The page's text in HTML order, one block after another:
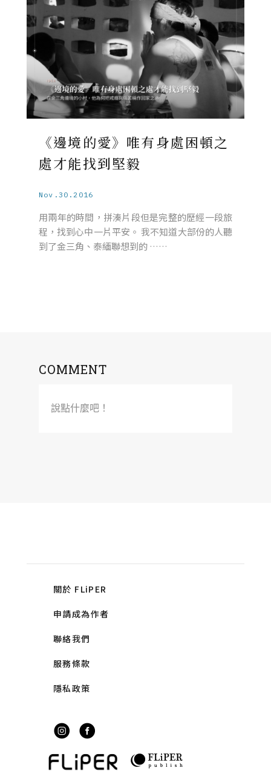
《邊境的愛》唯有身處困頓之
處才能找到堅毅
Nov.30.2016
用兩年的時間，拼湊片段但是完整的歷經一段旅
程，找到心中一片平安。 我不知道大部份的人聽
到了金三角、泰緬聯想到的 ……
COMMENT
說點什麼吧！
關於 FLiPER
申請成為作者
聯絡我們
服務條款
隱私政策